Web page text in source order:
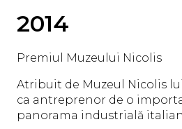
2014
Premiul Muzeului Nicolis
Atribuit de Muzeul Nicolis
ca antreprenor de o
panorama industrială